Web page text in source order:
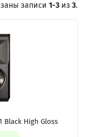
записи 1-3 из 3.
Black High Gloss